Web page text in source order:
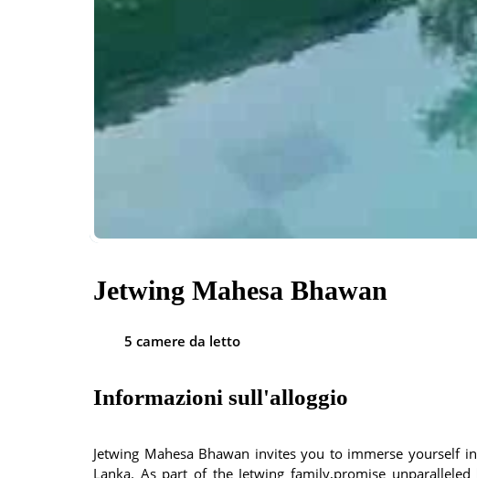
Jetwing Mahesa Bhawan
5 camere da letto
Informazioni sull'alloggio
Jetwing Mahesa Bhawan invites you to immerse yourself
Lanka. As part of the Jetwing family,promise